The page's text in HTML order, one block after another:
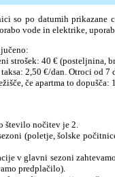
so po datumih prikazane
vode in elektrike,
strošek: 40 € (posteljnina,
2,50 €/dan. Otroci od 7
če apartma to
število nočitev je 2.
(poletje, šolske
v glavni sezoni
predplačilo).